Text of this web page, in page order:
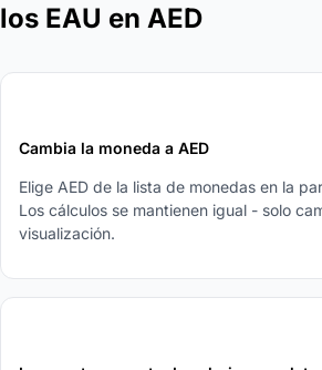
los EAU en AED
Cambia la moneda a AED
Elige AED de la lista de monedas en la
Los cálculos se mantienen igual - solo
visualización.